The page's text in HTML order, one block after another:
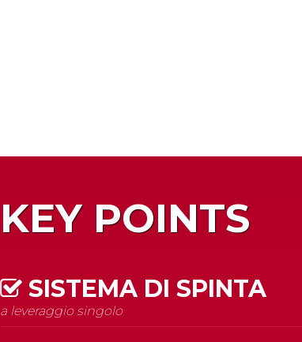
KEY POINTS
SISTEMA DI SPINTA
a leveraggio singolo